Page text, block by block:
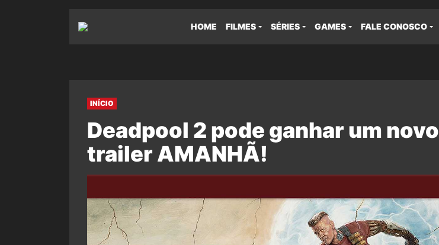
HOME FILMES SÉRIES GAMES FALE CONOSCO
INÍCIO
Deadpool 2 pode ganhar um novo
trailer AMANHÃ!